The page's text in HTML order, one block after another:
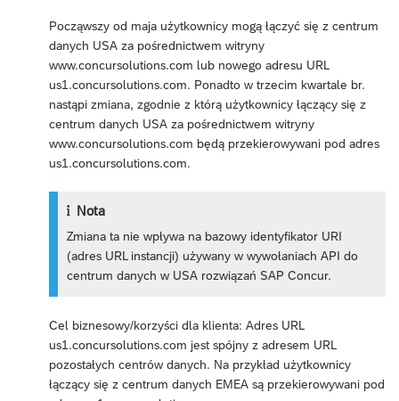
Począwszy od maja użytkownicy mogą łączyć się z centrum
danych USA za pośrednictwem witryny
www.concursolutions.com lub nowego adresu URL
us1.concursolutions.com. Ponadto w trzecim kwartale br.
nastąpi zmiana, zgodnie z którą użytkownicy łączący się z
centrum danych USA za pośrednictwem witryny
www.concursolutions.com będą przekierowywani pod adres
us1.concursolutions.com.
Nota
Zmiana ta nie wpływa na bazowy identyfikator URI
(adres URL instancji) używany w wywołaniach API do
centrum danych w USA rozwiązań SAP Concur.
Cel biznesowy/korzyści dla klienta: Adres URL
us1.concursolutions.com jest spójny z adresem URL
pozostałych centrów danych. Na przykład użytkownicy
łączący się z centrum danych EMEA są przekierowywani pod